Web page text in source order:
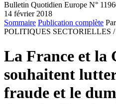
Bulletin Quotidien Europe N°
14 février 2018
Sommaire Publication complète
POLITIQUES SECTORIELLES /
La France et la
souhaitent
fraude et le